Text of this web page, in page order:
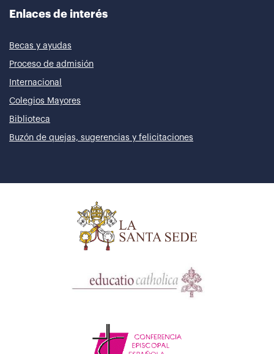
Enlaces de interés
Becas y ayudas
Proceso de admisión
Internacional
Colegios Mayores
Biblioteca
Buzón de quejas, sugerencias y felicitaciones